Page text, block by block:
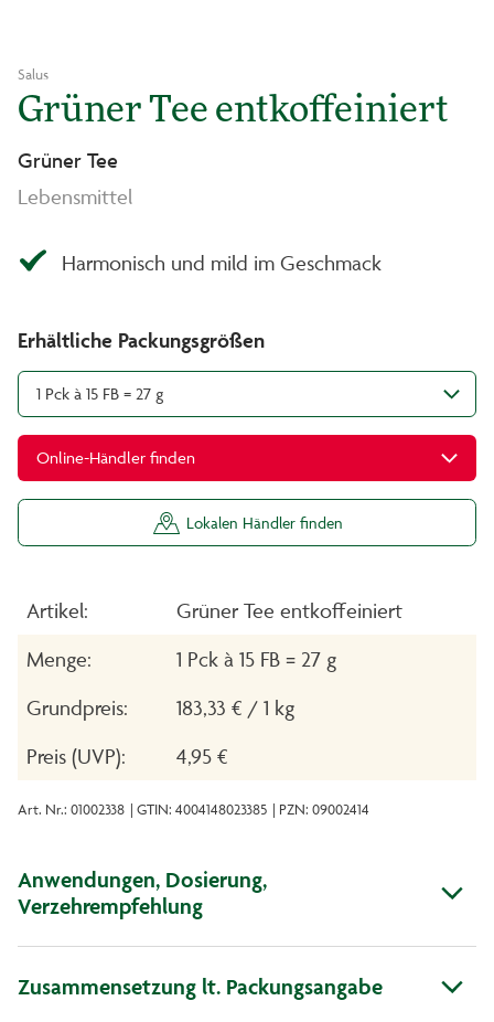
Salus
Grüner Tee entkoffeiniert
Grüner Tee
Lebensmittel
Harmonisch und mild im Geschmack
Erhältliche Packungsgrößen
1 Pck à 15 FB = 27 g
Online-Händler finden
Lokalen Händler finden
Artikel:
Grüner Tee entkoffeiniert
Menge:
1 Pck à 15 FB = 27 g
Grundpreis:
183,33 € / 1 kg
Preis (UVP):
4,95 €
Art. Nr.: 01002338 | GTIN: 4004148023385 | PZN: 09002414
Anwendungen, Dosierung,
Verzehrempfehlung
Zusammensetzung lt. Packungsangabe